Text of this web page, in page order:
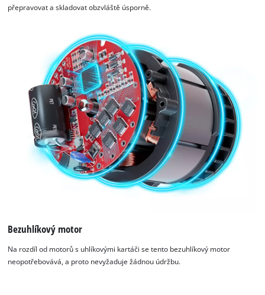
přepravovat a skladovat obzvláště úsporně.
Bezuhlíkový motor
Na rozdíl od motorů s uhlíkovými kartáči se tento bezuhlíkový motor
neopotřebovává, a proto nevyžaduje žádnou údržbu.